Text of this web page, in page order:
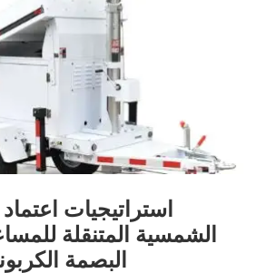
استراتيجيات
الشمسية المتنقلة
البصمة